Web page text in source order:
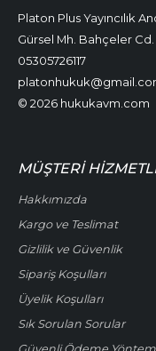
Platon Plus Yayıncılık
Gürsel Mh. Bahçeler Cd.
05305726117
© 2026 hukukavm.com
MÜŞTERI
Hakkımızda
Kargo ve Teslimat
Gizlilik ve Güvenlik
Sipariş Koşulları
Üyelik Koşulları
Sık Sorulan Sorular